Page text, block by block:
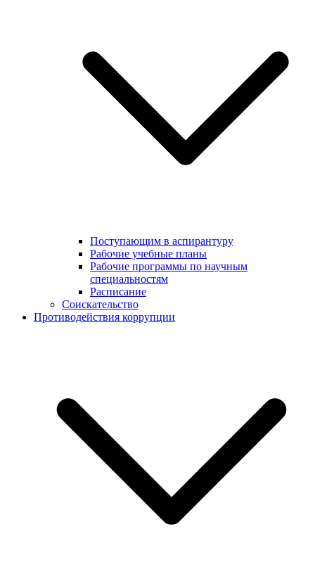
Поступающим в аспирантуру
Рабочие учебные планы
Рабочие программы по научным
специальностям
Расписание
Соискательство
Противодействия коррупции